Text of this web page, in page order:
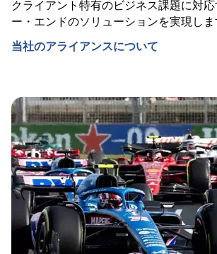
クライアント特有のビジネス課題に対
ー・エンドのソリューションを実現しま
当社のアライアンスについて